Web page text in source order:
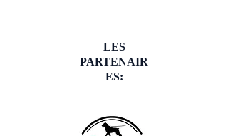
LES
PARTENAIR
ES: